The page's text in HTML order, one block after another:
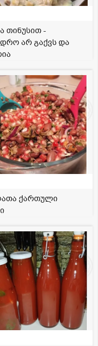
თინუსით -
არ გაქვს და
ქართული